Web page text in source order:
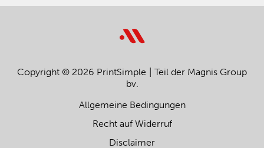
Copyright © 2026 PrintSimple
Teil der Magnis Group
bv.
Allgemeine Bedingungen
Recht auf Widerruf
Disclaimer